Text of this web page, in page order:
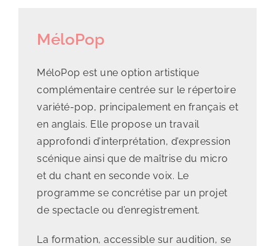
MéloPop
MéloPop est une option artistique
complémentaire centrée sur le répertoire
variété-pop, principalement en français et
en anglais. Elle propose un travail
approfondi d’interprétation, d’expression
scénique ainsi que de maîtrise du micro
et du chant en seconde voix. Le
programme se concrétise par un projet
de spectacle ou d’enregistrement.
La formation, accessible sur audition, se